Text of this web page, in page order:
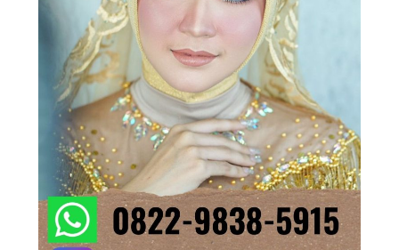
learn
about
https://www.watchesb.com.
these